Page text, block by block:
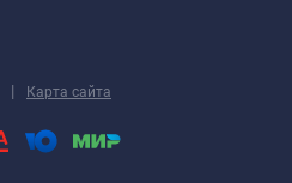
| Карта сайта